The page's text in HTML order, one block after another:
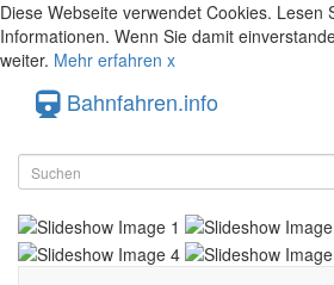
Diese Webseite verwendet Cookies. Lesen
Informationen. Wenn Sie damit
weiter. Mehr erfahren x
Bahnfahren.info